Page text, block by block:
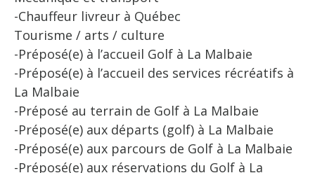
-Chauffeur livreur à Québec
Tourisme / arts / culture
-Préposé(e) à l’accueil Golf à La Malbaie
-Préposé(e) à l’accueil des services récréatifs à
La Malbaie
-Préposé au terrain de Golf à La Malbaie
-Préposé(e) aux départs (golf) à La Malbaie
-Préposé(e) aux parcours de Golf à La Malbaie
-Préposé(e) aux réservations du Golf à La